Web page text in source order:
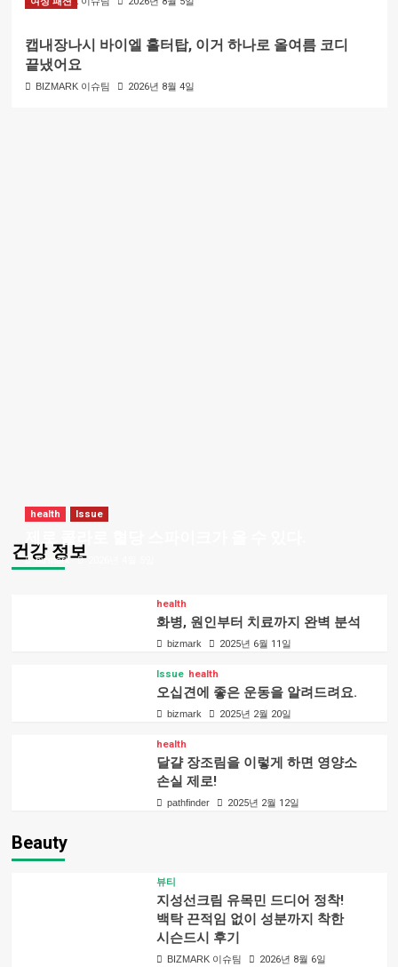
캡내장나시 바이엘 홀터탑, 이거 하나로 올여름 코디
끝냈어요
BIZMARK 이슈팀 2026년 8월 4일
건강 정보
health Issue
bizmark
health
화병, 원인부터 치료까지 완벽 분석
bizmark 2025년 6월 11일
Issue health
오십견에 좋은 운동을 알려드려요.
bizmark 2025년 2월 20일
health
달걀 장조림을 이렇게 하면 영양소
손실 제로!
pathfinder 2025년 2월 12일
Beauty
뷰티
지성선크림 유목민 드디어 정착!
백탁 끈적임 없이 성분까지 착한
시슨드시 후기
BIZMARK 이슈팀 2026년 8월 6일